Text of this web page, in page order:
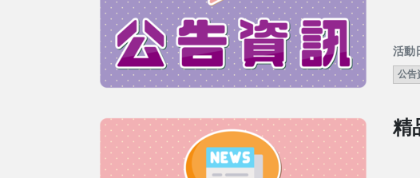
活動
公告
精